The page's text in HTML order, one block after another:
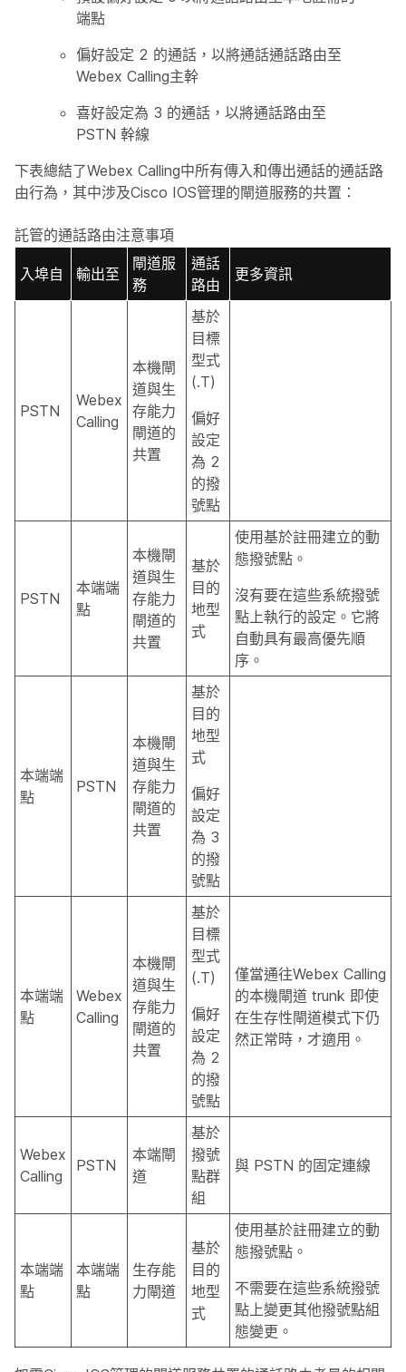
端點
偏好設定 2 的通話，以將通話通話路由至
Webex Calling主幹
喜好設定為 3 的通話，以將通話路由至
PSTN 幹線
下表總結了Webex Calling中所有傳入和傳出通話的通話路
由行為，其中涉及Cisco IOS管理的閘道服務的共置：
託管的通話路由注意事項
入埠自 輸出至
閘道服
務
通話
路由
更多資訊
PSTN
Webex
Calling
本機閘
道與生
存能力
閘道的
共置
基於
目標
型式
(.T)
偏好
設定
為 2
的撥
號點
PSTN
本端端
點
本機閘
道與生
存能力
閘道的
共置
基於
目的
地型
式
使用基於註冊建立的動
態撥號點。
沒有要在這些系統撥號
點上執行的設定。它將
自動具有最高優先順
序。
本端端
點
PSTN
本機閘
道與生
存能力
閘道的
共置
基於
目的
地型
式
偏好
設定
為 3
的撥
號點
本端端
點
Webex
Calling
本機閘
道與生
存能力
閘道的
共置
基於
目標
型式
(.T)
偏好
設定
為 2
的撥
號點
僅當通往Webex Calling
的本機閘道 trunk 即使
在生存性閘道模式下仍
然正常時，才適用。
Webex
Calling
PSTN
本端閘
道
基於
撥號
點群
組
與 PSTN 的固定連線
本端端
點
本端端
點
生存能
力閘道
基於
目的
地型
式
使用基於註冊建立的動
態撥號點。
不需要在這些系統撥號
點上變更其他撥號點組
態變更。